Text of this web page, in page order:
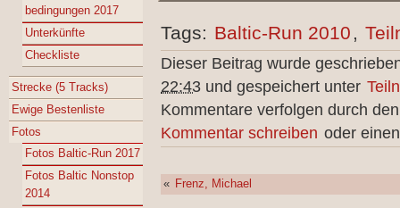
bedingungen 2017
Unterkünfte
Checkliste
Strecke (5 Tracks)
Ewige Bestenliste
Fotos
Fotos Baltic-Run 2017
Fotos Baltic Nonstop
2014
Tags: Baltic-Run 2010 ,
Dieser Beitrag wurde
22:43 und gespeichert unter
Kommentare verfolgen durch
Kommentar schreiben oder
« Frenz, Michael